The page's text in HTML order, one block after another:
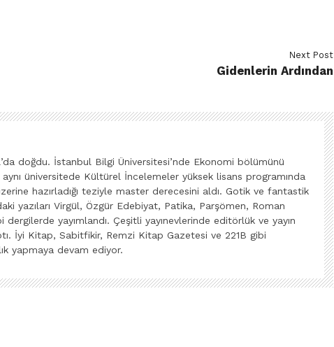
Next Post
Gidenlerin Ardından
doğdu. İstanbul Bilgi Üniversitesi’nde Ekonomi bölümünü
üniversitede Kültürel İncelemeler yüksek lisans programında
hazırladığı teziyle master derecesini aldı. Gotik ve fantastik
yazıları Virgül, Özgür Edebiyat, Patika, Parşömen, Roman
dergilerde yayımlandı. Çeşitli yayınevlerinde editörlük ve yayın
İyi Kitap, Sabitfikir, Remzi Kitap Gazetesi ve 221B gibi
yapmaya devam ediyor.